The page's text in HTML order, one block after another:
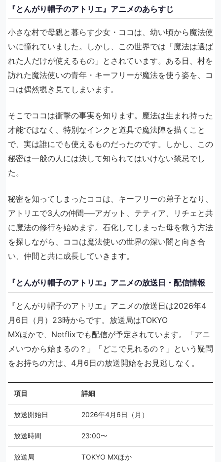
『とんがり帽子のアトリエ』アニメのあらすじ
小さな村で母親と暮らす少女・ココは、幼い頃から魔法使
いに憧れていました。しかし、この世界では「魔法は選ば
れた人だけが使えるもの」とされています。ある日、村を
訪れた魔法使いの青年・キーフリーが魔法を使う姿を、コ
コは偶然覗き見てしまいます。
そこでココは衝撃の事実を知ります。魔法は生まれ持った
才能ではなく、特別なインクと道具で魔法陣を描くこと
で、実は誰にでも使えるものだったのです。しかし、この
秘密は一般の人には決して知られてはいけない禁忌でし
た。
秘密を知ってしまったココは、キーフリーの弟子となり、
アトリエで3人の仲間──アガット、テティア、リチェと共
に魔法の修行を始めます。石化してしまった母を救う方法
を探しながら、ココは魔法使いの世界の深い闇と向き合
い、仲間と共に成長していきます。
『とんがり帽子のアトリエ』アニメの放送日・配信情報
『とんがり帽子のアトリエ』アニメの放送日は2026年4
月6日（月）23時からです。放送局はTOKYO
MXほかで、Netflixでも配信が予定されています。「アニ
メいつから始まるの？」「どこで見れるの？」という疑問
をお持ちの方は、4月6日の放送開始をお見逃しなく。
項目 詳細
放送開始日 2026年4月6日（月）
放送時間 23:00〜
放送局 TOKYO MXほか